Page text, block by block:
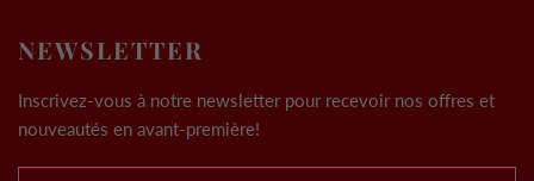
NEWSLETTER
Inscrivez-vous à notre newsletter pour recevoir nos offres et
nouveautés en avant-première!